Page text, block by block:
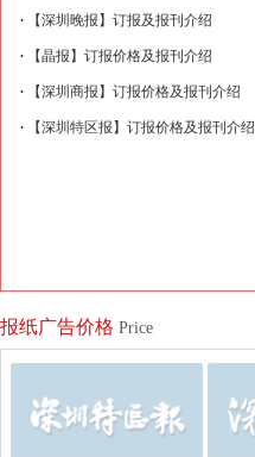
【深圳晚报】订报及报刊介绍
【晶报】订报价格及报刊介绍
【深圳商报】订报价格及报刊介绍
【深圳特区报】订报价格及报刊介绍
报纸广告价格 Price